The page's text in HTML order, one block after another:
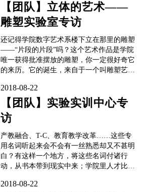
件工程专业留学生Nostalgie Patrice，成功打
开通往享誉世界的私...
【团队】立体的艺术——
雕塑实验室专访
还记得学院数字艺术系楼下立在那里的雕塑
——“片段的片段”吗？这个艺术作品是学院
唯一获得批准摆放的雕塑，你一定很好奇它
的来历。它的诞生，来自于一个叫雕塑艺术
A7实验室大楼里面，你一定不会走错的一
个实验室，就是雕塑艺术研究实验室。因为
实验室门口矗立着一个近两米的断臂维纳斯
雕塑，让你对这个实验...
2018-08-22
【团队】实验实训中心专
访
产教融合、T-C、教育教学改革……这些专
用名词听起来会不会有一丝熟悉却又不甚明
白？有这样一个地方，将这些名词付诸行
动，从书本带到现实中来；学院里人才比比
些人在本职工作之外各显神通。这个地方，
2018-08-22